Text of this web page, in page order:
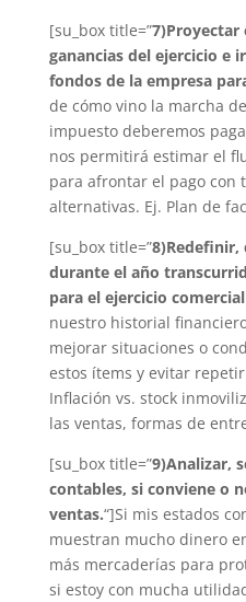
[su_box title=”7)Proyectar
ganancias del ejercicio e
fondos de la empresa
de cómo vino la marcha
impuesto deberemos
nos permitirá estimar el
para afrontar el pago con
alternativas. Ej. Plan de
[su_box title=”8)Redefinir,
durante el año
para el ejercicio
nuestro historial
mejorar situaciones o
estos ítems y evitar
Inflación vs. stock
las ventas, formas de
[su_box title=”9)Analizar,
contables, si conviene o
ventas.“]Si mis estados
muestran mucho dinero
más mercaderías para
si estoy con mucha